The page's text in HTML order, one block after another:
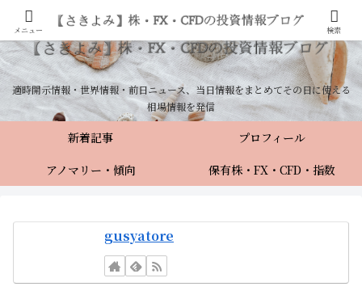
適時開示情報・世界情報・前日ニュース、当日情報をまとめてその日に使える
相場情報を発信
新着記事
プロフィール
アノマリー・傾向
保有株・FX・CFD・指数
gusyatore
メニュー 検索